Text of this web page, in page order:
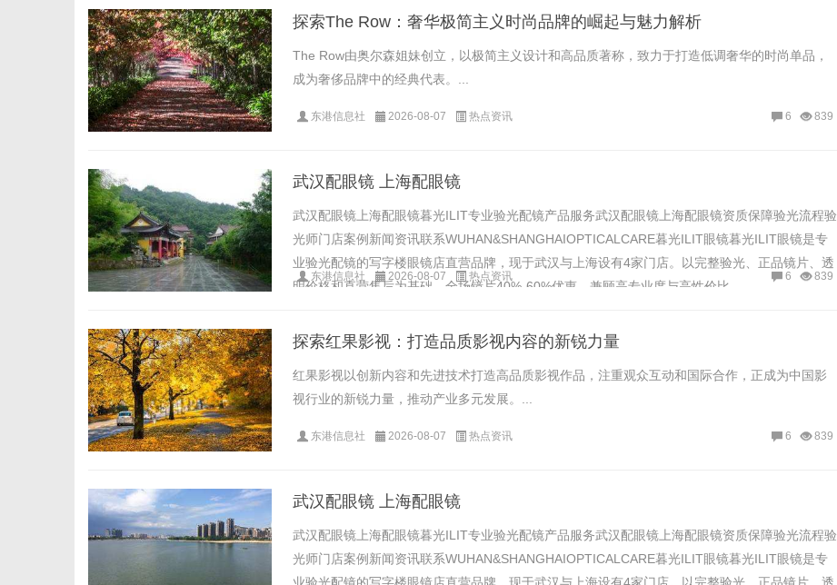
探索The Row：奢华极简主义时尚品牌的崛起与魅力解析
The Row由奥尔森姐妹创立，以极简主义设计和高品质著称，致力于打造低调奢华的时尚单品，
成为奢侈品牌中的经典代表。...
东港信息社 2026-08-07 热点资讯 839
6
武汉配眼镜 上海配眼镜
武汉配眼镜上海配眼镜暮光ILIT专业验光配镜产品服务武汉配眼镜上海配眼镜资质保障验光流程验
光师门店案例新闻资讯联系WUHAN&SHANGHAIOPTICALCARE暮光ILIT眼镜暮光ILIT眼镜是专
业验光配镜的写字楼眼镜店直营品牌，现于武汉与上海设有4家门店。以完整验光、正品镜片、透
明价格和直营售后为基础，全场镜片40%-60%优惠，兼顾高专业度与高性价比......
东港信息社 2026-08-07 热点资讯 839
6
探索红果影视：打造品质影视内容的新锐力量
红果影视以创新内容和先进技术打造高品质影视作品，注重观众互动和国际合作，正成为中国影
视行业的新锐力量，推动产业多元发展。...
东港信息社 2026-08-07 热点资讯 839
6
武汉配眼镜 上海配眼镜
武汉配眼镜上海配眼镜暮光ILIT专业验光配镜产品服务武汉配眼镜上海配眼镜资质保障验光流程验
光师门店案例新闻资讯联系WUHAN&SHANGHAIOPTICALCARE暮光ILIT眼镜暮光ILIT眼镜是专